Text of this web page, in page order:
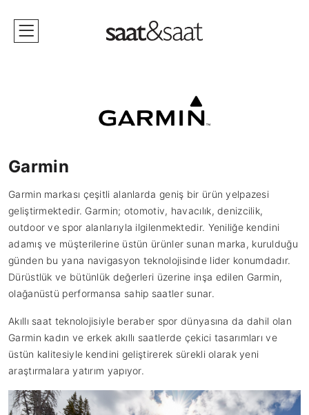
Garmin
Garmin markası çeşitli alanlarda geniş bir ürün yelpazesi
geliştirmektedir. Garmin; otomotiv, havacılık, denizcilik,
outdoor ve spor alanlarıyla ilgilenmektedir. Yeniliğe kendini
adamış ve müşterilerine üstün ürünler sunan marka, kurulduğu
günden bu yana navigasyon teknolojisinde lider konumdadır.
Dürüstlük ve bütünlük değerleri üzerine inşa edilen Garmin,
olağanüstü performansa sahip saatler sunar.
Akıllı saat teknolojisiyle beraber spor dünyasına da dahil olan
Garmin kadın ve erkek akıllı saatlerde çekici tasarımları ve
üstün kalitesiyle kendini geliştirerek sürekli olarak yeni
araştırmalara yatırım yapıyor.